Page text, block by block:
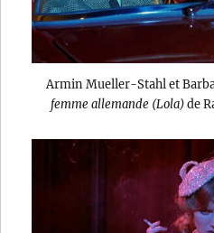
Armin Mueller-Stahl et
femme allemande (Lola)de